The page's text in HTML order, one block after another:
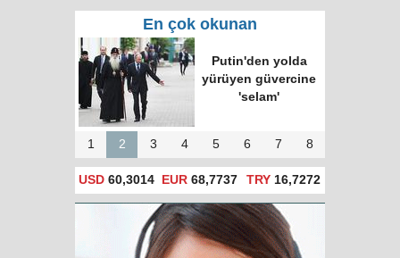
En çok okunan
Putin'den yolda
yürüyen güvercine
'selam'
1 2 3 4 5 6 7 8
USD 60,3014 EUR 68,7737 TRY16,7272